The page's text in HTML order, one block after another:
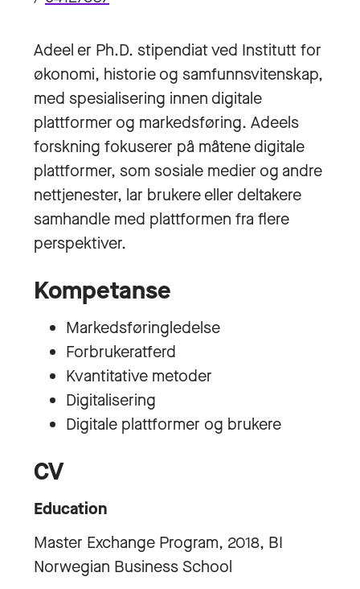
Adeel er Ph.D. stipendiat ved Institutt for
økonomi, historie og samfunnsvitenskap,
med spesialisering innen digitale
plattformer og markedsføring. Adeels
forskning fokuserer på måtene digitale
plattformer, som sosiale medier og andre
nettjenester, lar brukere eller deltakere
samhandle med plattformen fra flere
perspektiver.
Kompetanse
Markedsføringledelse
Forbrukeratferd
Kvantitative metoder
Digitalisering
Digitale plattformer og brukere
CV
Education
Master Exchange Program, 2018, BI
Norwegian Business School